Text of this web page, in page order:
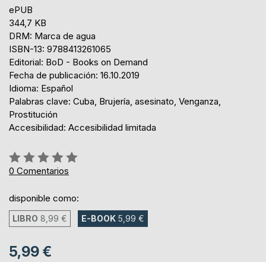
ePUB
344,7 KB
DRM: Marca de agua
ISBN-13: 9788413261065
Editorial: BoD - Books on Demand
Fecha de publicación: 16.10.2019
Idioma: Español
Palabras clave: Cuba, Brujería, asesinato, Venganza,
Prostitución
Accesibilidad: Accesibilidad limitada
Rating:
0%
0 Comentarios
disponible como:
LIBRO 8,99 € E-BOOK 5,99 €
5,99 €